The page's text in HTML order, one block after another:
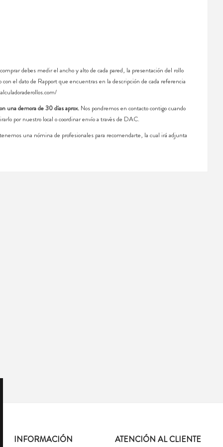
debes medir el ancho y alto de cada pared, la presentación del rollo
el dato de Rapport que encuentras en la descripción de cada referencia
una demora de 30 días aprox. Nos pondremos en contacto contigo cuando
por nuestro local o coordinar envío a través de DAC.
una nómina de profesionales para recomendarte, la cual irá adjunta
INFORMACIÓN ATENCIÓN AL CLIENTE